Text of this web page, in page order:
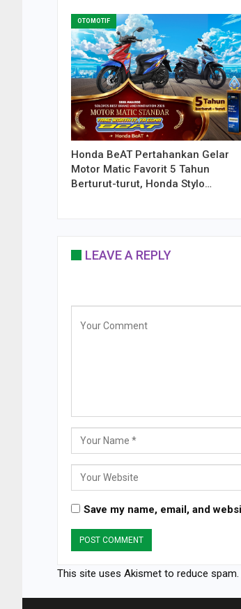
OTOMOTIF
Honda BeAT Pertahankan Gelar
Motor Matic Favorit 5 Tahun
Berturut-turut, Honda Stylo…
LEAVE A REPLY
Save my name, email, and
This site uses Akismet to reduce spam.